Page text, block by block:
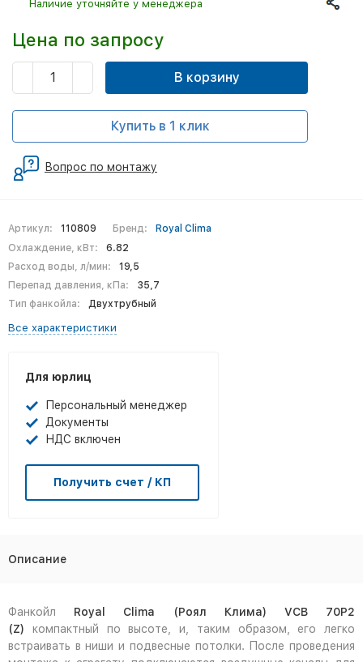
Артикул: 110809 Бренд:
Royal Clima
Охлаждение, кВт:
6.82
Расход воды, л/мин:
19,5
Перепад давления, кПа:
35,7
Тип фанкойла:
Двухтрубный
Все характеристики
Для юрлиц
Персональный менеджер
Документы
НДС включен
Получить счет / КП
Наличие уточняйте у менеджера
Цена по запросу
В корзину
Купить в 1 клик
Вопрос по монтажу
Описание
Фанкойл Royal Clima (Роял Клима) VCB 70P2
(Z) компактный по высоте, и, таким образом, его легко
встраивать в ниши и подвесные потолки. После проведения